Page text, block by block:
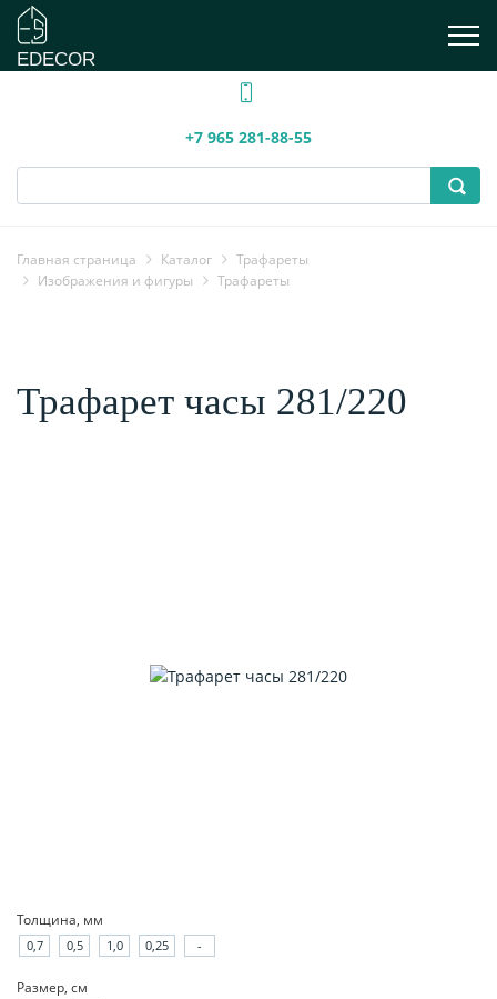
EDECOR
+7 965 281-88-55
Главная страница Каталог
Трафареты
Изображения и фигуры
Трафареты
Трафарет часы 281/220
Толщина, мм
0,7 0,5 1,0 0,25 -
Размер, см